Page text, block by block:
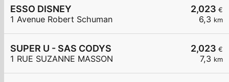
2,023 €
6,3 km
ESSO DISNEY
1 Avenue Robert Schuman
2,023 €
7,3 km
SUPER U - SAS CODYS
1 RUE SUZANNE MASSON